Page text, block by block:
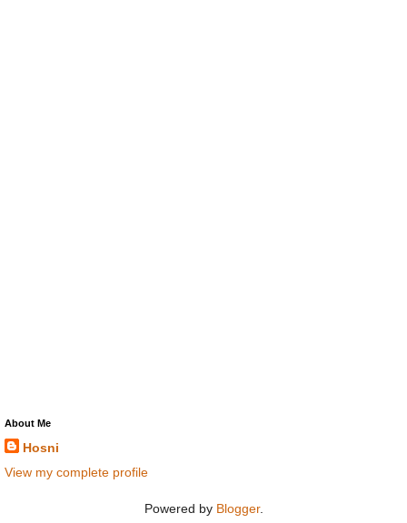
About Me
Hosni
View my complete profile
Powered by Blogger.